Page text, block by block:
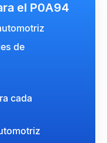
el P0A94
de
cada